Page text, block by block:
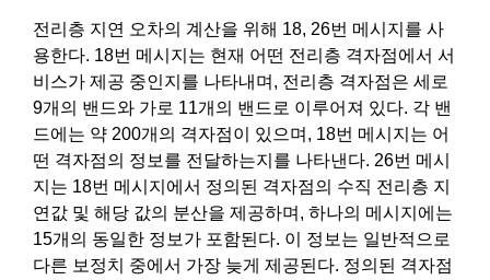
전리층 지연 오차의 계산을 위해 18, 26번 메시지를 사
용한다. 18번 메시지는 현재 어떤 전리층 격자점에서 서
비스가 제공 중인지를 나타내며, 전리층 격자점은 세로
9개의 밴드와 가로 11개의 밴드로 이루어져 있다. 각 밴
드에는 약 200개의 격자점이 있으며, 18번 메시지는 어
떤 격자점의 정보를 전달하는지를 나타낸다. 26번 메시
지는 18번 메시지에서 정의된 격자점의 수직 전리층 지
연값 및 해당 값의 분산을 제공하며, 하나의 메시지에는
15개의 동일한 정보가 포함된다. 이 정보는 일반적으로
다른 보정치 중에서 가장 늦게 제공된다. 정의된 격자점